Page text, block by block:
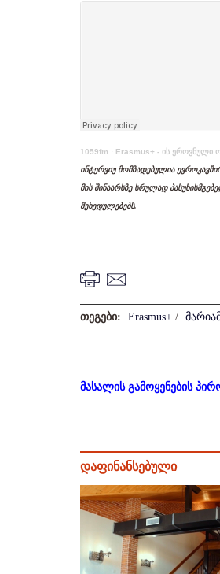
1059fm · Erasmus+ - ის ეროვნული
ინტერვიუ მომზადებულია
მის შინაარსზე სრულად
შეხედულებებს.
თეგები: Erasmus+ /
მასალის გამოყენების
დაფინანსებული